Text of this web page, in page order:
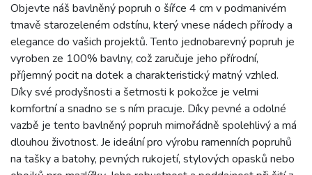
Objevte náš bavlněný popruh o šířce 4 cm v podmanivém
tmavě starozeleném odstínu, který vnese nádech přírody a
elegance do vašich projektů. Tento jednobarevný popruh je
vyroben ze 100% bavlny, což zaručuje jeho přírodní,
příjemný pocit na dotek a charakteristický matný vzhled.
Díky své prodyšnosti a šetrnosti k pokožce je velmi
komfortní a snadno se s ním pracuje. Díky pevné a odolné
vazbě je tento bavlněný popruh mimořádně spolehlivý a má
dlouhou životnost. Je ideální pro výrobu ramenních popruhů
na tašky a batohy, pevných rukojetí, stylových opasků nebo